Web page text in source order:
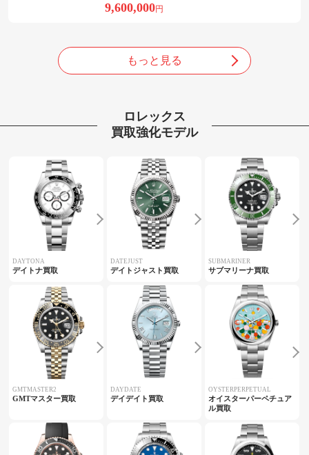
9,600,000円
もっと見る
ロレックス
買取強化モデル
DAYTONA
デイトナ買取
DATEJUST
デイトジャスト買取
SUBMARINER
サブマリーナ買取
GMTMASTER2
GMTマスター買取
DAYDATE
デイデイト買取
OYSTERPERPETUAL
オイスターパーペチュア
ル買取